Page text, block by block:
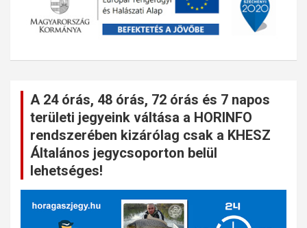
A 24 órás, 48 órás, 72 órás és 7 napos
területi jegyeink váltása a HORINFO
rendszerében kizárólag csak a KHESZ
Általános jegycsoporton belül
lehetséges!